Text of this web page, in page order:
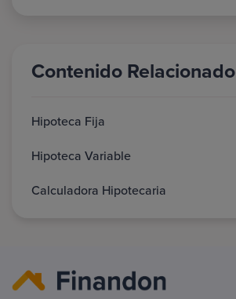
Contenido Relacionado
Hipoteca Fija
Hipoteca Variable
Calculadora Hipotecaria